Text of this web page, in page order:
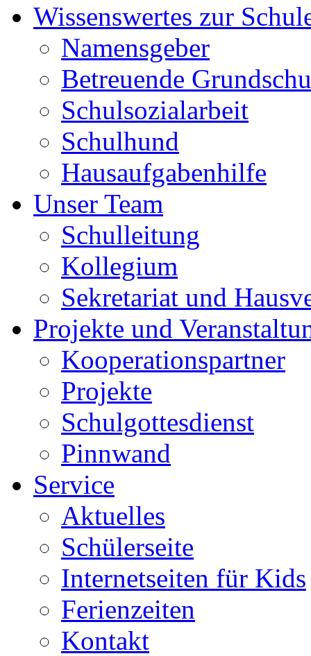
Wissenswertes zur
Namensgeber
Betreuende
Schulsozialarbeit
Schulhund
Hausaufgabenhilfe
Unser Team
Schulleitung
Kollegium
Sekretariat und
Projekte und
Kooperationspartner
Projekte
Schulgottesdienst
Pinnwand
Service
Aktuelles
Schülerseite
Internetseiten für Kids
Ferienzeiten
Kontakt